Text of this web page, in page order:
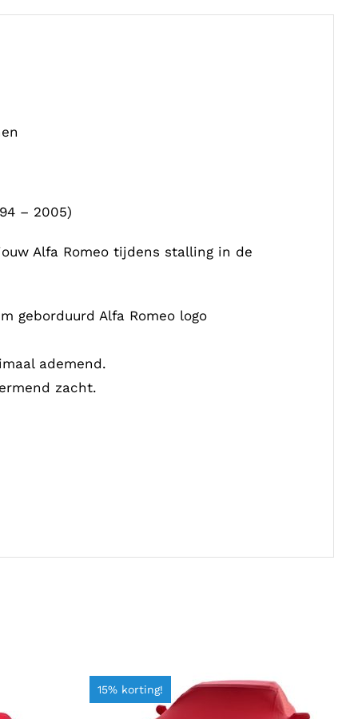
– 2005)
Alfa Romeo tijdens stalling in de
geborduurd Alfa Romeo logo
ademend.
zacht.
15% korting!